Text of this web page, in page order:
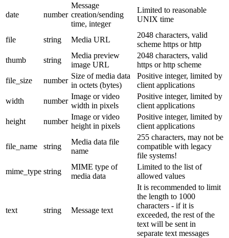
date number
Message
creation/sending
time, integer
Limited to reasonable
UNIX time
file string Media URL
2048 characters, valid
scheme https or http
thumb
string
Media preview
image URL
2048 characters, valid
https or http scheme
file_size
number
Size of media data
in octets (bytes)
Positive integer, limited by
client applications
width
number
Image or video
width in pixels
Positive integer, limited by
client applications
height
number
Image or video
height in pixels
Positive integer, limited by
client applications
file_name string
Media data file
name
255 characters, may not be
compatible with legacy
file systems!
mime_type string
MIME type of
media data
Limited to the list of
allowed values
text string Message text
It is recommended to limit
the length to 1000
characters - if it is
exceeded, the rest of the
text will be sent in
separate text messages